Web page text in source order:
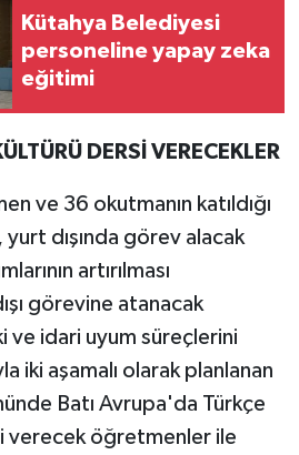
Kütahya Belediyesi
personeline yapay zeka
eğitimi
DERSİ VERECEKLER
ve 36 okutmanın katıldığı
dışında görev alacak
artırılması
görevine atanacak
ve idari uyum süreçlerini
iki aşamalı olarak planlanan
Batı Avrupa'da Türkçe
verecek öğretmenler ile